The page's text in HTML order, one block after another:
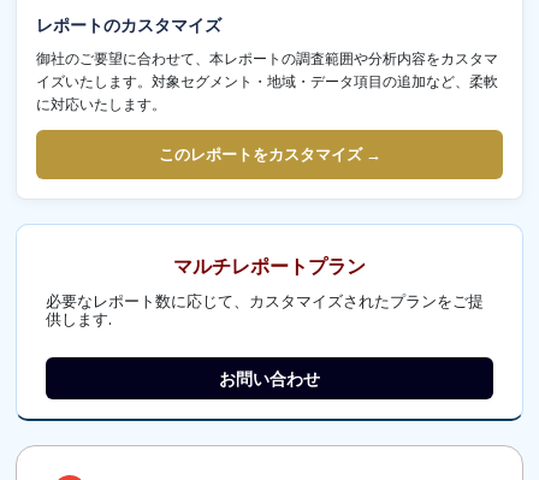
レポートのカスタマイズ
御社のご要望に合わせて、本レポートの調査範囲や分析内容をカスタマ
イズいたします。対象セグメント・地域・データ項目の追加など、柔軟
に対応いたします。
このレポートをカスタマイズ →
マルチレポートプラン
必要なレポート数に応じて、カスタマイズされたプランをご提
供します.
お問い合わせ